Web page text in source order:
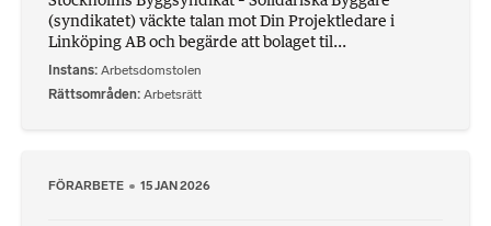
(syndikatet) väckte talan mot Din Projektledare i
Linköping AB och begärde att bolaget til...
Instans Arbetsdomstolen
Rättsområden Arbetsrätt
FÖRARBETE 15 JAN 2026